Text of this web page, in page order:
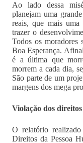
Ao lado dessa
planejam uma
reais, que mais
trazer o
Todos os moradores
Boa Esperança.
é a última que
morrem a cada dia,
São parte de um
margens dos mega
Violação dos
O relatório
Direitos da Pessoa